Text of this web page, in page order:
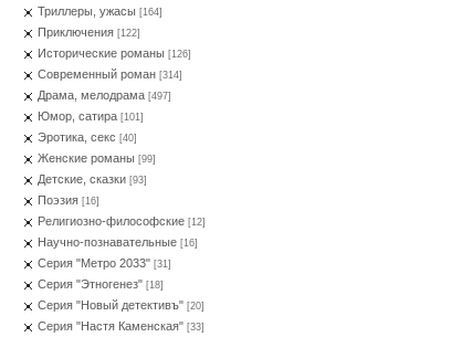
Триллеры, ужасы [164]
Приключения [122]
Исторические романы [126]
Современный роман [314]
Драма, мелодрама [497]
Юмор, сатира [101]
Эротика, секс [40]
Женские романы [99]
Детские, сказки [93]
Поэзия [16]
Религиозно-философские [12]
Научно-познавательные [16]
Серия "Метро 2033" [31]
Серия "Этногенез" [18]
Серия "Новый детективъ" [20]
Серия "Настя Каменская" [33]